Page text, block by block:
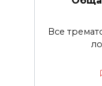
Все